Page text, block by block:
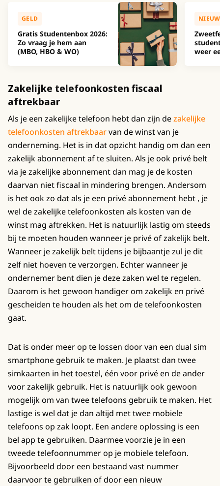
GELD
Gratis Studentenbox 2026:
Zo vraag je hem aan
(MBO, HBO & WO)
weer
Zakelijke telefoonkosten fiscaal
aftrekbaar
Als je een zakelijke telefoon hebt dan zijn dezakelijke
telefoonkosten aftrekbaarvan de winst van je
onderneming. Het is in dat opzicht handig om dan een
zakelijk abonnement af te sluiten. Als je ook privé belt
via je zakelijke abonnement dan mag je de kosten
daarvan niet fiscaal in mindering brengen. Andersom
is het ook zo dat als je een privé abonnement hebt , je
wel de zakelijke telefoonkosten als kosten van de
winst mag aftrekken. Het is natuurlijk lastig om steeds
bij te moeten houden wanneer je privé of zakelijk belt.
Wanneer je zakelijk belt tijdens je bijbaantje zul je dit
zelf niet hoeven te verzorgen. Echter wanneer je
ondernemer bent dien je deze zaken wel te regelen.
Daarom is het gewoon handiger om zakelijk en privé
gescheiden te houden als het om de telefoonkosten
gaat.
Dat is onder meer op te lossen door van een dual sim
smartphone gebruik te maken. Je plaatst dan twee
simkaarten in het toestel, één voor privé en de ander
voor zakelijk gebruik. Het is natuurlijk ook gewoon
mogelijk om van twee telefoons gebruik te maken. Het
lastige is wel dat je dan altijd met twee mobiele
telefoons op zak loopt. Een andere oplossing is een
bel app te gebruiken. Daarmee voorzie je in een
tweede telefoonnummer op je mobiele telefoon.
Bijvoorbeeld door een bestaand vast nummer
daarvoor te gebruiken of door een nieuw